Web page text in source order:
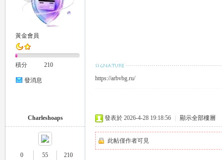
黃金會員
積分 210
發消息 https://arbvbg.ru/
Charleshoaps
0
55
210
發表於 2026-4-28 19:18:56 顯示全部樓層
此帖僅作者可見